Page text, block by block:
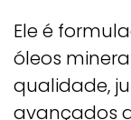
Ele é
óleos
qualidade,
avançados